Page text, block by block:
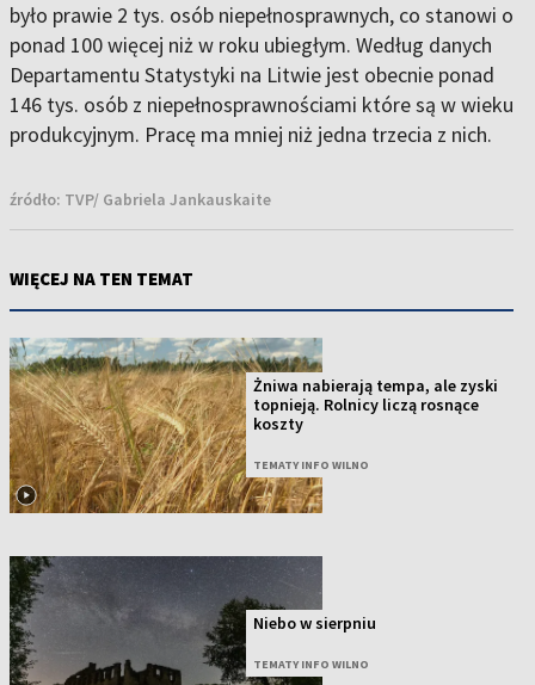
było prawie 2 tys. osób niepełnosprawnych, co stanowi o
ponad 100 więcej niż w roku ubiegłym. Według danych
Departamentu Statystyki na Litwie jest obecnie ponad
146 tys. osób z niepełnosprawnościami które są w wieku
produkcyjnym. Pracę ma mniej niż jedna trzecia z nich.
źródło: TVP/ Gabriela Jankauskaite
WIĘCEJ NA TEN TEMAT
Żniwa nabierają tempa, ale zyski
topnieją. Rolnicy liczą rosnące
koszty
TEMATY INFO WILNO
Niebo w sierpniu
TEMATY INFO WILNO